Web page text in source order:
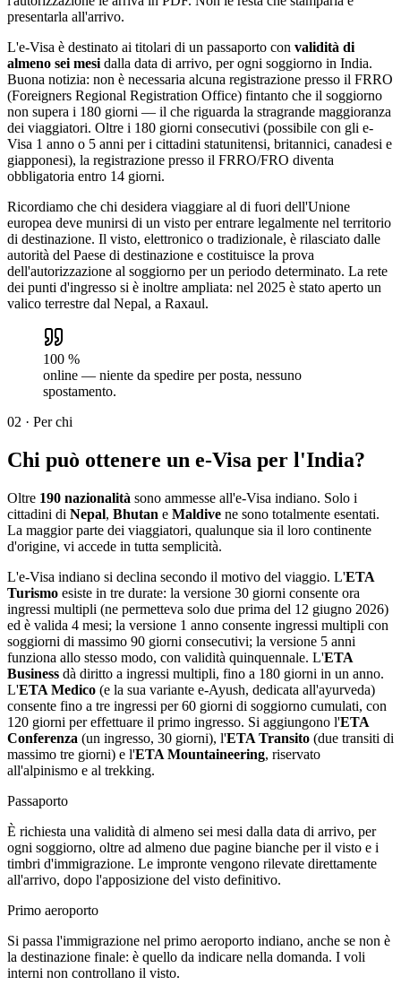
presentarla all'arrivo.
L'e-Visa è destinato ai titolari di un passaporto con validità di
almeno sei mesi dalla data di arrivo, per ogni soggiorno in India.
Buona notizia: non è necessaria alcuna registrazione presso il FRRO
(Foreigners Regional Registration Office) fintanto che il soggiorno
non supera i 180 giorni — il che riguarda la stragrande maggioranza
dei viaggiatori. Oltre i 180 giorni consecutivi (possibile con gli e-
Visa 1 anno o 5 anni per i cittadini statunitensi, britannici, canadesi e
giapponesi), la registrazione presso il FRRO/FRO diventa
obbligatoria entro 14 giorni.
Ricordiamo che chi desidera viaggiare al di fuori dell'Unione
europea deve munirsi di un visto per entrare legalmente nel territorio
di destinazione. Il visto, elettronico o tradizionale, è rilasciato dalle
autorità del Paese di destinazione e costituisce la prova
dell'autorizzazione al soggiorno per un periodo determinato. La rete
dei punti d'ingresso si è inoltre ampliata: nel 2025 è stato aperto un
valico terrestre dal Nepal, a Raxaul.
100 %
online — niente da spedire per posta, nessuno
spostamento.
02 · Per chi
Chi può ottenere un e-Visa per l'India?
Oltre 190 nazionalità sono ammesse all'e-Visa indiano. Solo i
cittadini di Nepal, Bhutan e Maldive ne sono totalmente esentati.
La maggior parte dei viaggiatori, qualunque sia il loro continente
d'origine, vi accede in tutta semplicità.
L'e-Visa indiano si declina secondo il motivo del viaggio. L'ETA
Turismo esiste in tre durate: la versione 30 giorni consente ora
ingressi multipli (ne permetteva solo due prima del 12 giugno 2026)
ed è valida 4 mesi; la versione 1 anno consente ingressi multipli con
soggiorni di massimo 90 giorni consecutivi; la versione 5 anni
funziona allo stesso modo, con validità quinquennale. L'ETA
Business dà diritto a ingressi multipli, fino a 180 giorni in un anno.
L'ETA Medico (e la sua variante e-Ayush, dedicata all'ayurveda)
consente fino a tre ingressi per 60 giorni di soggiorno cumulati, con
120 giorni per effettuare il primo ingresso. Si aggiungono l'ETA
Conferenza (un ingresso, 30 giorni), l'ETA Transito (due transiti di
massimo tre giorni) e l'ETA Mountaineering, riservato
all'alpinismo e al trekking.
Passaporto
È richiesta una validità di almeno sei mesi dalla data di arrivo, per
ogni soggiorno, oltre ad almeno due pagine bianche per il visto e i
timbri d'immigrazione. Le impronte vengono rilevate direttamente
all'arrivo, dopo l'apposizione del visto definitivo.
Primo aeroporto
Si passa l'immigrazione nel primo aeroporto indiano, anche se non è
la destinazione finale: è quello da indicare nella domanda. I voli
interni non controllano il visto.